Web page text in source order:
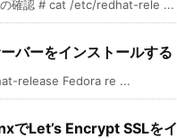
の確認 # cat /etc/redhat-rele ...
バーをインストールする
release Fedora re ...
でLet’s Encrypt SSLを